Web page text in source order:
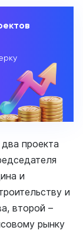
проекта
и
и
второй –
рынку